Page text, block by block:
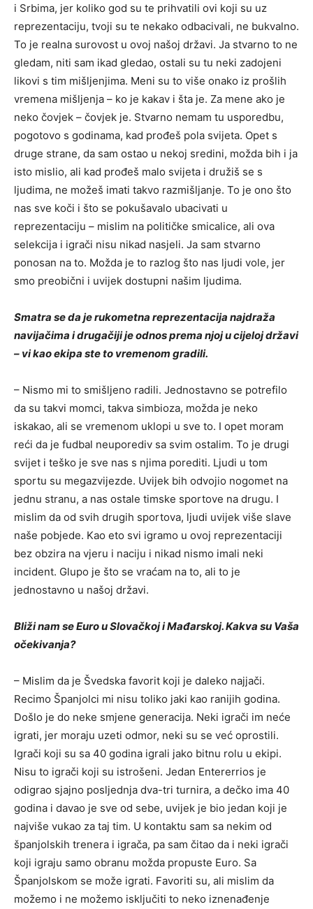
i Srbima, jer koliko god su te prihvatili ovi koji su uz
reprezentaciju, tvoji su te nekako odbacivali, ne bukvalno.
To je realna surovost u ovoj našoj državi. Ja stvarno to ne
gledam, niti sam ikad gledao, ostali su tu neki zadojeni
likovi s tim mišljenjima. Meni su to više onako iz prošlih
vremena mišljenja – ko je kakav i šta je. Za mene ako je
neko čovjek – čovjek je. Stvarno nemam tu usporedbu,
pogotovo s godinama, kad prođeš pola svijeta. Opet s
druge strane, da sam ostao u nekoj sredini, možda bih i ja
isto mislio, ali kad prođeš malo svijeta i družiš se s
ljudima, ne možeš imati takvo razmišljanje. To je ono što
nas sve koči i što se pokušavalo ubacivati u
reprezentaciju – mislim na političke smicalice, ali ova
selekcija i igrači nisu nikad nasjeli. Ja sam stvarno
ponosan na to. Možda je to razlog što nas ljudi vole, jer
smo preobični i uvijek dostupni našim ljudima.
Smatra se da je rukometna reprezentacija najdraža
navijačima i drugačiji je odnos prema njoj u cijeloj državi
– vi kao ekipa ste to vremenom gradili.
– Nismo mi to smišljeno radili. Jednostavno se potrefilo
da su takvi momci, takva simbioza, možda je neko
iskakao, ali se vremenom uklopi u sve to. I opet moram
reći da je fudbal neuporediv sa svim ostalim. To je drugi
svijet i teško je sve nas s njima porediti. Ljudi u tom
sportu su megazvijezde. Uvijek bih odvojio nogomet na
jednu stranu, a nas ostale timske sportove na drugu. I
mislim da od svih drugih sportova, ljudi uvijek više slave
naše pobjede. Kao eto svi igramo u ovoj reprezentaciji
bez obzira na vjeru i naciju i nikad nismo imali neki
incident. Glupo je što se vraćam na to, ali to je
jednostavno u našoj državi.
Bliži nam se Euro u Slovačkoj i Mađarskoj. Kakva su Vaša
očekivanja?
– Mislim da je Švedska favorit koji je daleko najjači.
Recimo Španjolci mi nisu toliko jaki kao ranijih godina.
Došlo je do neke smjene generacija. Neki igrači im neće
igrati, jer moraju uzeti odmor, neki su se već oprostili.
Igrači koji su sa 40 godina igrali jako bitnu rolu u ekipi.
Nisu to igrači koji su istrošeni. Jedan Entererrios je
odigrao sjajno posljednja dva-tri turnira, a dečko ima 40
godina i davao je sve od sebe, uvijek je bio jedan koji je
najviše vukao za taj tim. U kontaktu sam sa nekim od
španjolskih trenera i igrača, pa sam čitao da i neki igrači
koji igraju samo obranu možda propuste Euro. Sa
Španjolskom se može igrati. Favoriti su, ali mislim da
možemo i ne možemo isključiti to neko iznenađenje